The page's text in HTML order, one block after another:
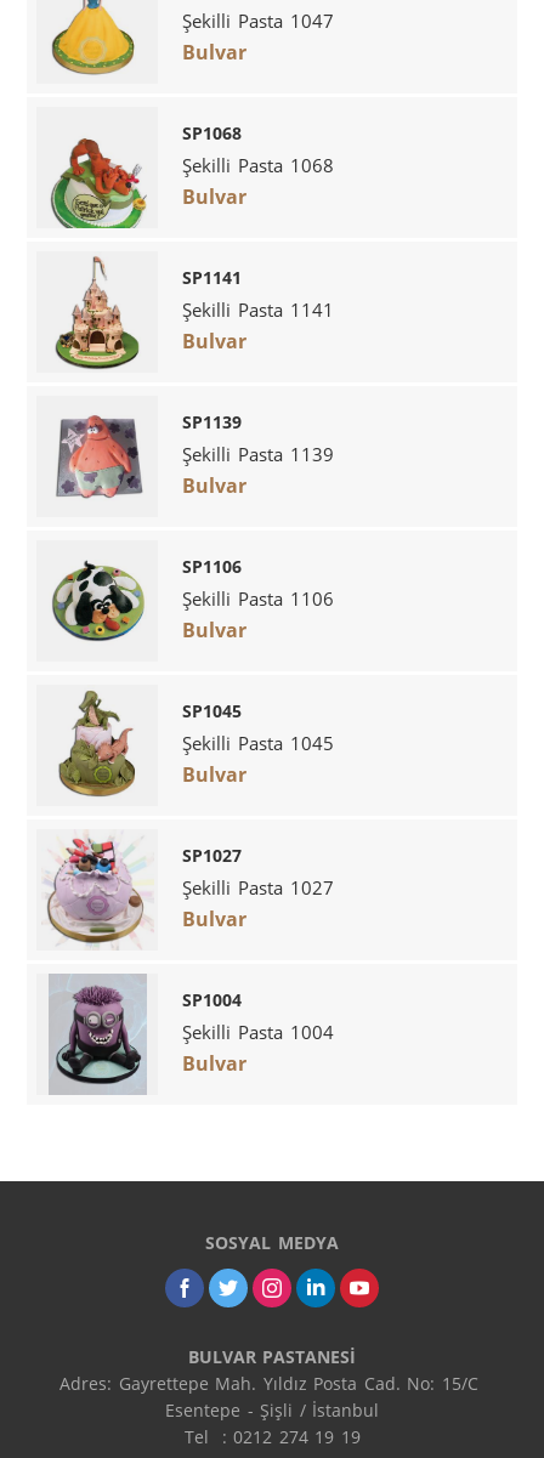
Şekilli Pasta 1047
Bulvar
SP1068
Şekilli Pasta 1068
Bulvar
SP1141
Şekilli Pasta 1141
Bulvar
SP1139
Şekilli Pasta 1139
Bulvar
SP1106
Şekilli Pasta 1106
Bulvar
SP1045
Şekilli Pasta 1045
Bulvar
SP1027
Şekilli Pasta 1027
Bulvar
SP1004
Şekilli Pasta 1004
Bulvar
SOSYAL MEDYA
BULVAR PASTANESİ
Adres: Gayrettepe Mah. Yıldız Posta Cad. No: 15/C
Esentepe - Şişli / İstanbul
Tel  : 0212 274 19 19